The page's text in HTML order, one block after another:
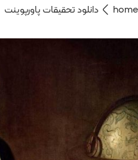
home دانلود تحقیقات پاورپوینت